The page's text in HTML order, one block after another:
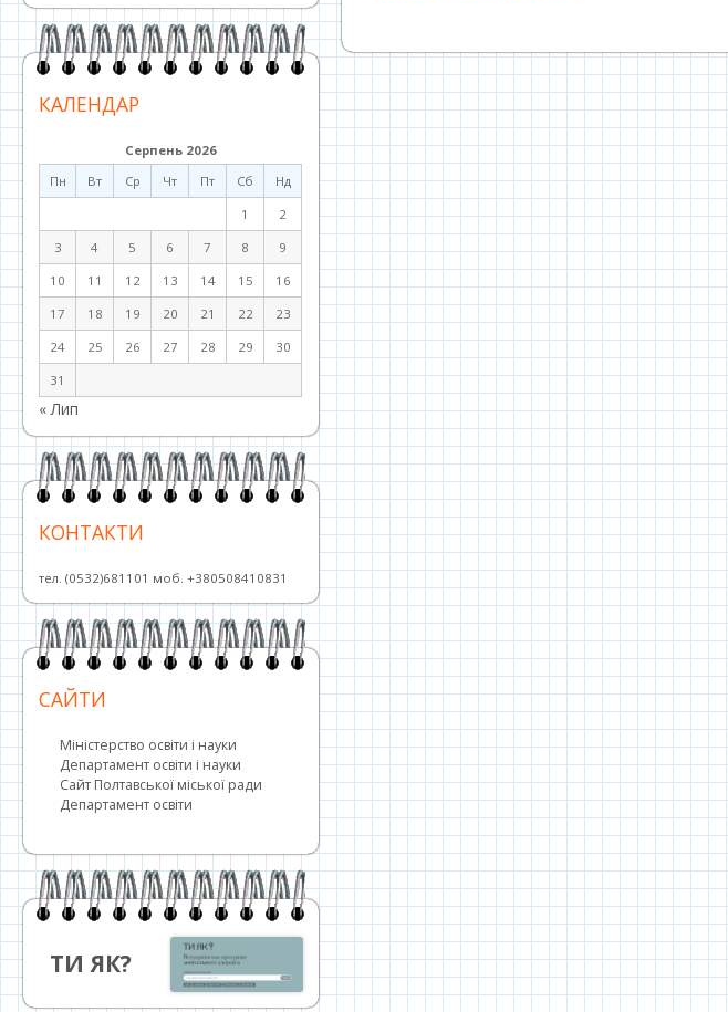
КАЛЕНДАР
Серпень 2026
Пн
Вт Ср Чт Пт Сб
Нд
1
2
3
4 5 6 7 8
9
10
11 12 13 14 15
16
17
18 19 20 21 22
23
24
25 26 27 28 29
30
31
« Лип
КОНТАКТИ
тел. (0532)681101 моб. +380508410831
САЙТИ
Міністерство освіти і науки
Департамент освіти і науки
Сайт Полтавської міської ради
Департамент освіти
ТИ ЯК?